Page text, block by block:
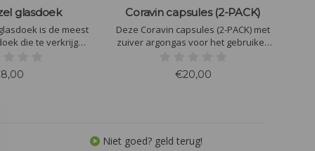
glasdoek
is de meest
die te verkrijgen
en opwrijven van
Coravin capsules (2-PACK)
Deze Coravin capsules (2-PACK) met
zuiver argongas voor het gebruiken
glazen geschonken worden,
€20,00
Niet goed? geld terug!